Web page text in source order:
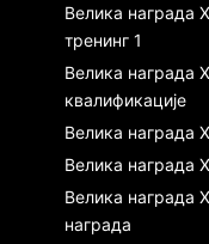
Велика награда
тренинг 1
Велика награда
квалификације
Велика награда
Велика награда
Велика награда
награда